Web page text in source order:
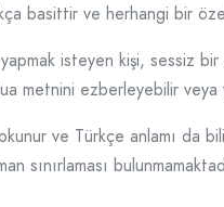
basittir ve herhangi bir
isteyen kişi, sessiz
metnini ezberleyebilir veya
ve Türkçe anlamı da
sınırlaması